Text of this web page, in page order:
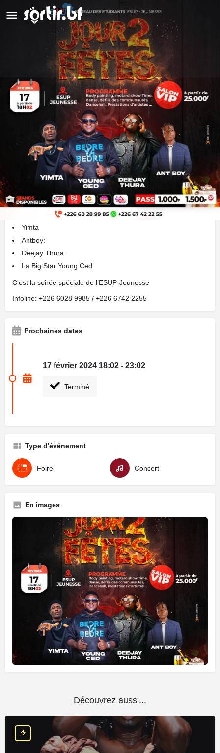
Jour 2 fêtes
Détails Avis
Appeler Laisser un avis Ajouter aux
Description
Yimta
Antboy:
Deejay Thura
La Big Star Young Ced
C'est la soirée spéciale de l’ESUP-Jeunesse
Infoline: +226 6028 9985 / +226 6742 2255
Prochaines dates
17 février 2024 18:02 - 23:02
Terminé
Type d'événement
Foire Concert
En images
Découvrez aussi...